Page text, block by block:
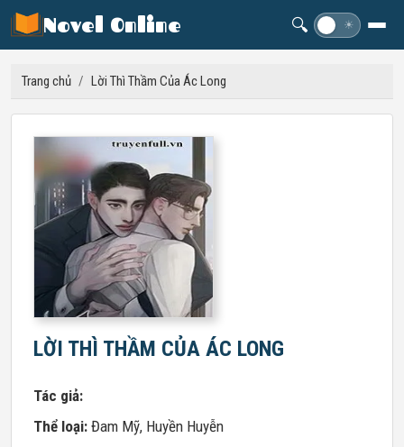
Novel Online 🔍 ☀
Trang chủ / Lời Thì Thầm Của Ác Long
LỜI THÌ THẦM CỦA ÁC LONG
Tác giả:
Thể loại: Đam Mỹ, Huyền Huyễn